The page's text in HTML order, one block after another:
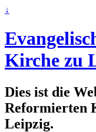
↓
Kirche zu
Dies ist die
Reformierten
Leipzig.